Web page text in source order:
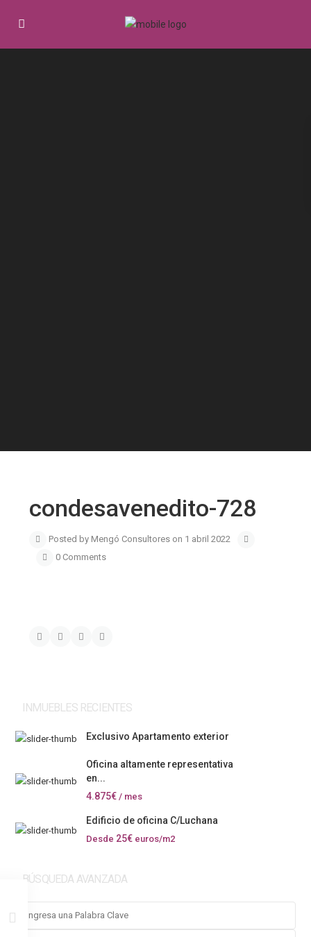
condesavenedito-728
Posted by Mengó Consultores on 1 abril 2022
0 Comments
INMUEBLES RECIENTES
Exclusivo Apartamento exterior
Oficina altamente representativa
en...
4.875€ / mes
Edificio de oficina C/Luchana
Desde 25€ euros/m2
BÚSQUEDA AVANZADA